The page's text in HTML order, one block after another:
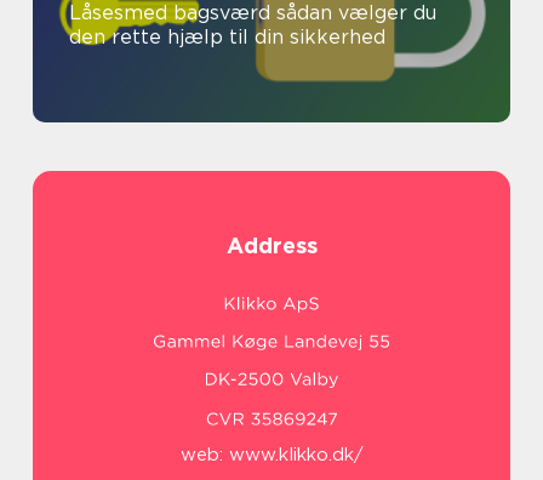
Låsesmed bagsværd sådan vælger du
den rette hjælp til din sikkerhed
Address
web: www.klikko.dk/